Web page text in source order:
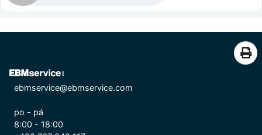
ebmservice@ebmservice.com
po - pá
8:00 - 18:00